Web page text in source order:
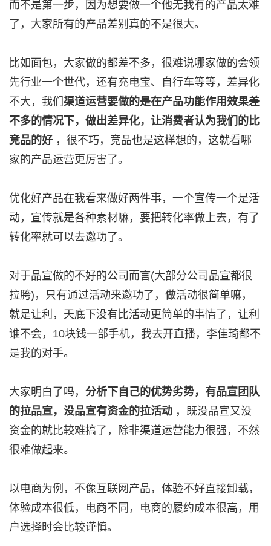
而不是第一步，因为想要做一个他无我有的产品太难
了，大家所有的产品差别真的不是很大。
比如面包，大家做的都差不多，很难说哪家做的会领
先行业一个世代，还有充电宝、自行车等等，差异化
不大，我们 渠道运营要做的是在产品功能作用效果差
不多的情况下，做出差异化，让消费者认为我们的比
竞品的好 ，很不巧，竞品也是这样想的，这就看哪
家的产品运营更厉害了。
优化好产品在我看来做好两件事，一个宣传一个是活
动，宣传就是各种素材嘛，要把转化率做上去，有了
转化率就可以去邀功了。
对于品宣做的不好的公司而言(大部分公司品宣都很
拉胯)，只有通过活动来邀功了，做活动很简单嘛，
就是让利，天底下没有比活动更简单的事情了，让利
谁不会，10块钱一部手机，我去开直播，李佳琦都不
是我的对手。
大家明白了吗， 分析下自己的优势劣势，有品宣团队
的拉品宣，没品宣有资金的拉活动 ，既没品宣又没
资金的就比较难搞了，除非渠道运营能力很强，不然
很难做起来。
以电商为例，不像互联网产品，体验不好直接卸载，
体验成本很低，电商不同，电商的履约成本很高，用
户选择时会比较谨慎。